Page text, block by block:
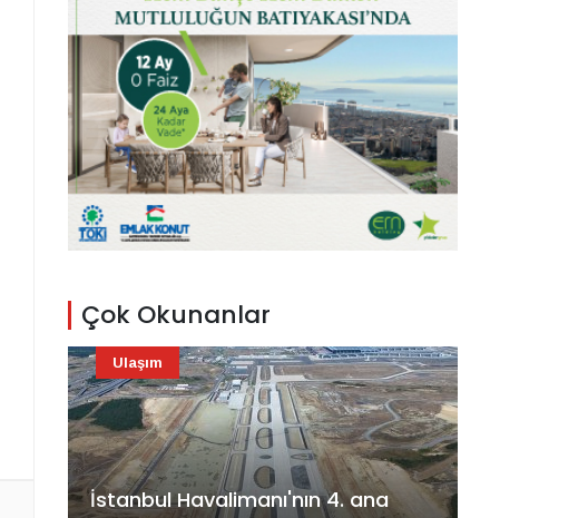
Çok Okunanlar
İstanbul Havalimanı'nın 4. ana
Ulaşım